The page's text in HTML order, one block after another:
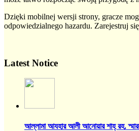
Dzięki mobilnej wersji strony, gracze
odpowiedzialnego hazardu. Zarejestruj
Latest Notice
আল্লামা আযহার আলী আনোয়ার শাহ্‌ রহ.